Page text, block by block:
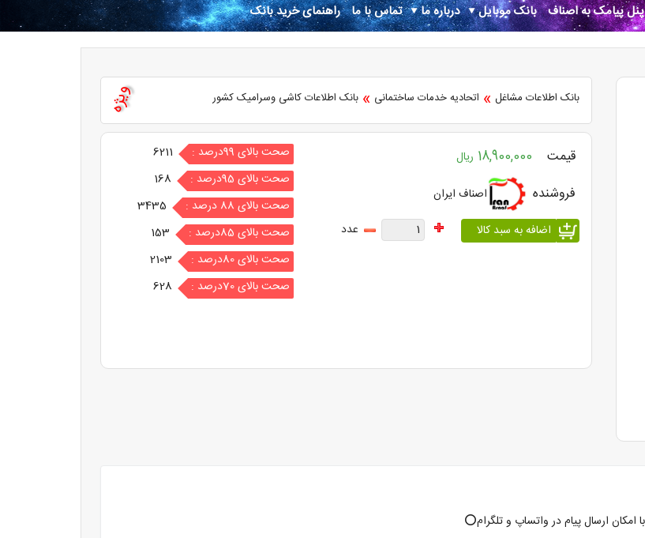
پنل پیامک به اصناف بانک موبایل درباره ما تماس با ما راهنمای خرید بانک
ویژه بانک اطلاعات مشاغل » اتحادیه خدمات ساختمانی » بانک اطلاعات کاشی وسرامیک کشور
قیمت 18,900,000 ریال
فروشنده
اصناف ایران
عدد
صحت بالای 99درصد :
6211
صحت بالای 95درصد :
168
صحت بالای 88 درصد :
3435
صحت بالای 85درصد :
153
صحت بالای 80درصد :
2103
صحت بالای 70درصد :
628